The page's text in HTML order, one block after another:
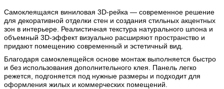
Самоклеящаяся виниловая 3D-рейка — современное решение
для декоративной отделки стен и создания стильных акцентных
зон в интерьере. Реалистичная текстура натурального шпона и
объемный 3D-эффект визуально расширяют пространство и
придают помещению современный и эстетичный вид.
Благодаря самоклеящейся основе монтаж выполняется быстро
и без использования дополнительного клея. Панель легко
режется, подгоняется под нужные размеры и подходит для
оформления жилых и коммерческих помещений.